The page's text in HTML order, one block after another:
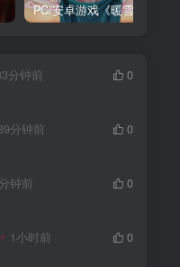
分钟前
0
分钟前
0
钟前
0
1小时前
0